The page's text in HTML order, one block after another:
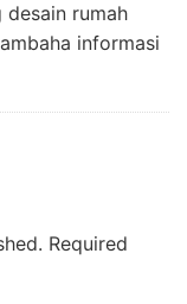
desain rumah
informasi
Required